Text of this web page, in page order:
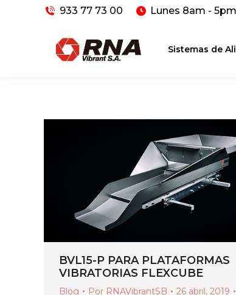
933 77 73 00 Lunes 8am -
Sistemas de
BVL15-P PARA PLATAFORMAS
VIBRATORIAS FLEXCUBE
Blog Por RNAVibrantSB
26 abril, 2019